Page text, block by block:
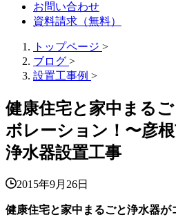
お問い合わせ
資料請求（無料）
トップページ >
ブログ >
設置工事例 >
健康住宅と家中まる
ボレーション！〜彦
浄水器設置工事
2015年9月26日
健康住宅と家中まるごと浄水器